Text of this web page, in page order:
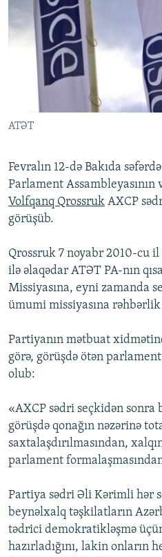
VIDEO
FOTOQALEREYA
İNFOQRAFIKA
KARIKATURA
RADIO ARXIV
OXU ZALI
AZƏRBAYCAN ƏDƏBIYYATI
İSLAM VƏ DEMOKRATIYA
HAQQIMIZDA
MISSIYAMIZ
PEŞƏ ETIKASI VƏ JURNALISTIKA
BIZIMLƏ ƏLAQƏ
XƏBƏR BÜLLETENLƏRIMIZ
BIZI IZLƏ
ATƏT
Fevralın 12-də Bakıda
Parlament
Volfqanq Qrossruk AXCP
görüşüb.
Qrossruk 7 noyabr 2010-cu
ilə əlaqədar ATƏT PA-nın
Missiyasına, eyni zamanda
ümumi missiyasına
Partiyanın mətbuat
görə, görüşdə ötən
olub:
«AXCP sədri seçkidən sonra
görüşdə qonağın nəzərinə
saxtalaşdırılmasından,
parlament formalaşmasından
Partiya sədri Əli Kərimli hər
beynəlxalq təşkilatların
tədrici demokratikləşmə
hazırladığını, lakin onların